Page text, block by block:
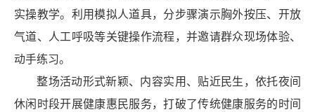
实操教学。利用模拟人道具，分步骤演示胸外按压、开放
气道、人工呼吸等关键操作流程，并邀请群众现场体验、
动手练习。
整场活动形式新颖、内容实用、贴近民生，依托夜间
休闲时段开展健康惠民服务，打破了传统健康服务的时间